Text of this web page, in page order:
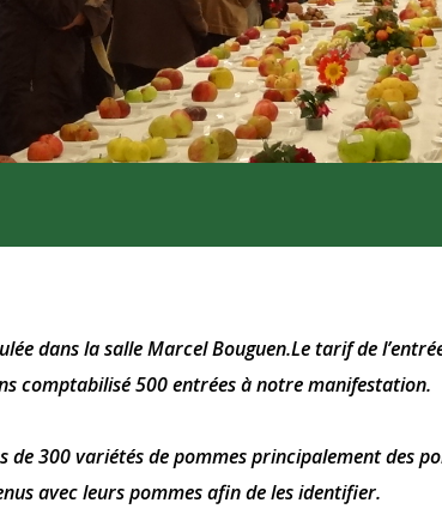
dans la salle Marcel Bouguen.Le tarif de
comptabilisé 500 entrées à notre manifestation.
300 variétés de pommes principalement des
avec leurs pommes afin de les identifier.